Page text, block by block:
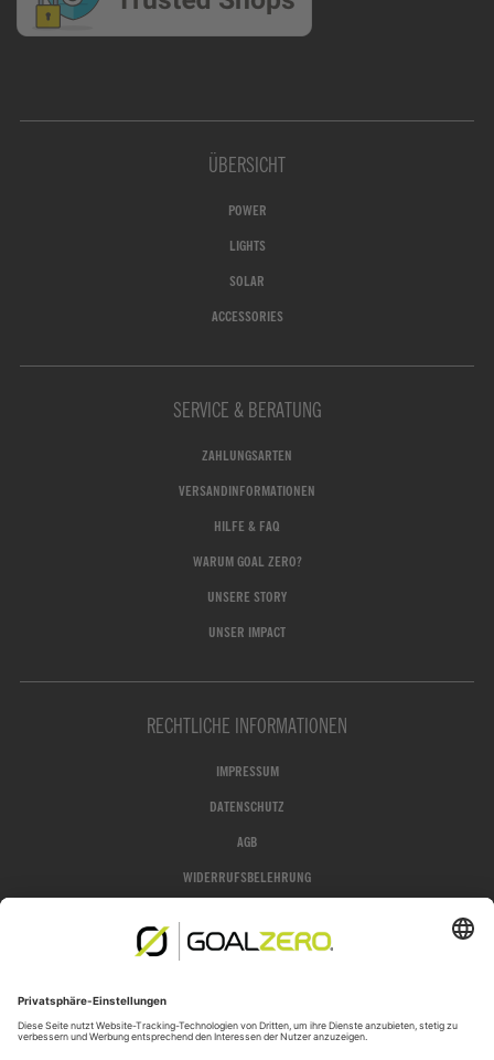
ÜBERSICHT
POWER
LIGHTS
SOLAR
ACCESSORIES
SERVICE & BERATUNG
ZAHLUNGSARTEN
VERSANDINFORMATIONEN
HILFE & FAQ
WARUM GOAL ZERO?
UNSERE STORY
UNSER IMPACT
RECHTLICHE INFORMATIONEN
IMPRESSUM
DATENSCHUTZ
AGB
WIDERRUFSBELEHRUNG